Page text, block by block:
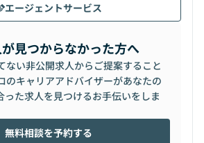
エージェントサービス
見つからなかった方へ
ない非公開求人からご提案すること
のキャリアアドバイザーがあなたの
った求人を見つけるお手伝いをしま
無料相談を予約する